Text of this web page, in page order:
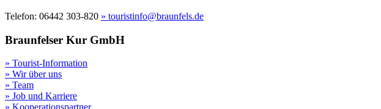
Telefon: 06442 303-820 » touristinfo@braunfels.de
Braunfelser Kur GmbH
» Tourist-Information
» Wir über uns
» Team
» Job und Karriere